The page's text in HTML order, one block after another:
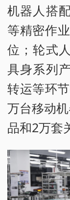
机器人搭
等精密作
位；轮式
具身系列
转运等环
万台移动
品和2万套